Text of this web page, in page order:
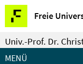
Springe
direkt
zu
Inhalt
Freie
Service-
Navigation
Univ.-Prof. Dr.
MENÜ